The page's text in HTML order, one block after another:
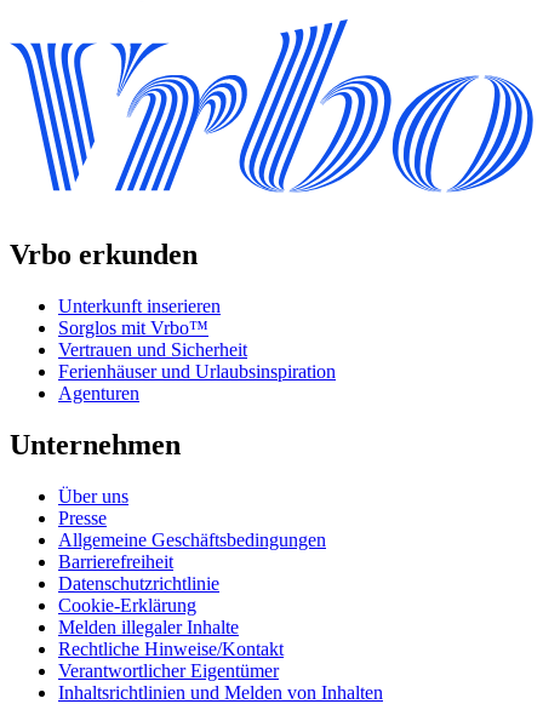
Vrbo erkunden
Unterkunft inserieren
Sorglos mit Vrbo™
Vertrauen und Sicherheit
Ferienhäuser und Urlaubsinspiration
Agenturen
Unternehmen
Über uns
Presse
Allgemeine Geschäftsbedingungen
Barrierefreiheit
Datenschutzrichtlinie
Cookie-Erklärung
Melden illegaler Inhalte
Rechtliche Hinweise/Kontakt
Verantwortlicher Eigentümer
Inhaltsrichtlinien und Melden von Inhalten